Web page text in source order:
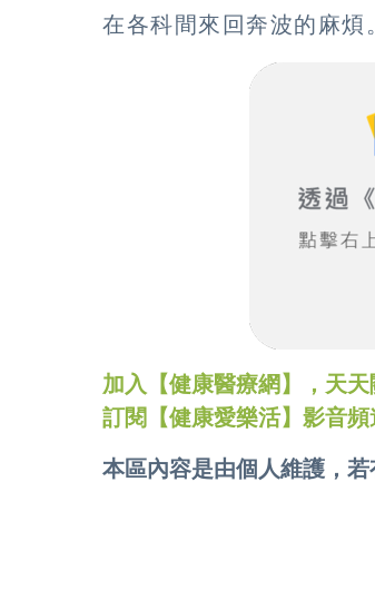
在各科間來回奔波的麻煩
加入【健康醫療網】，天
訂閱【健康愛樂活】影音
本區內容是由個人維護，